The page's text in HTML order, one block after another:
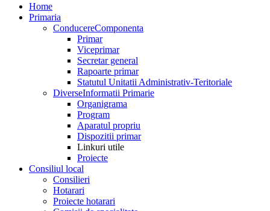
Home
Primaria
ConducereComponenta
Primar
Viceprimar
Secretar general
Rapoarte primar
Statutul Unitatii Administrativ-Teritoriale
DiverseInformatii Primarie
Organigrama
Program
Aparatul propriu
Dispozitii primar
Linkuri utile
Proiecte
Consiliul local
Consilieri
Hotarari
Proiecte hotarari